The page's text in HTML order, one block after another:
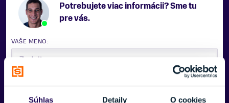
Súhlas Detaily O cookies
Potrebujete viac informácii? Sme tu
pre vás.
VAŠE MENO:
E-MAIL: